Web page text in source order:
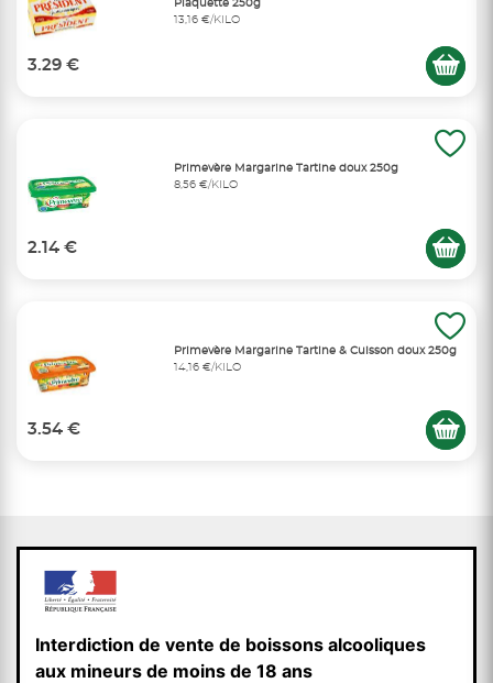
Plaquette 250g
13,16 €/KILO
3.29 €
Primevère Margarine Tartine doux 250g
8,56 €/KILO
2.14 €
Primevère Margarine Tartine & Cuisson doux 250g
14,16 €/KILO
3.54 €
Interdiction de vente de boissons alcooliques
aux mineurs de moins de 18 ans